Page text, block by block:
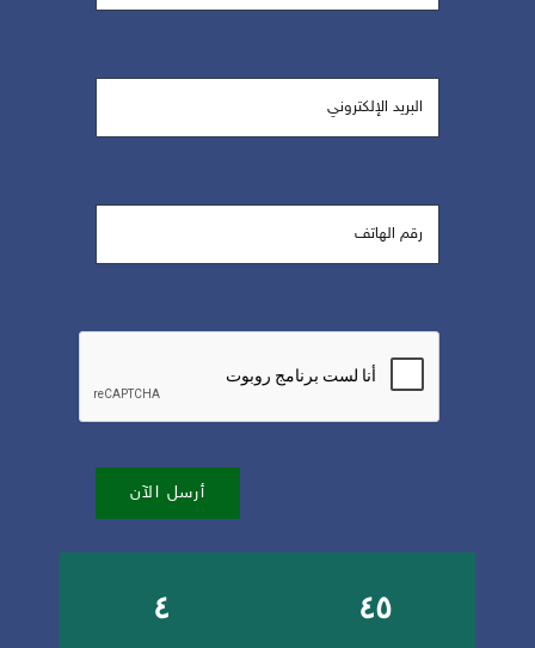
أرسل الآن
أرقام وإنجازات الجامعة
٤٥ ٤